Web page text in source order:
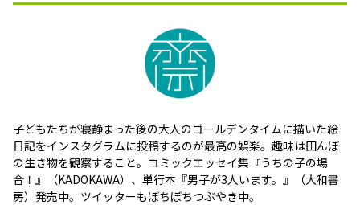
子どもたちが寝静まった後の大人のゴールデンタイムに描いた絵
日記をインスタグラムに投稿するのが最高の娯楽。趣味は田んぼ
の生き物を観察すること。コミックエッセイ集『うちの子の場
合！』（KADOKAWA）、単行本『男子が3人います。』（大和書
房）発売中。ツイッターもぼちぼちつぶやき中。